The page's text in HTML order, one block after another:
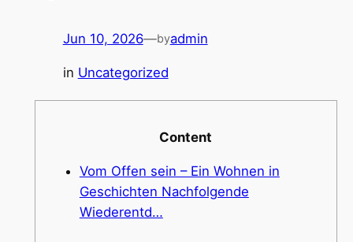
Jun 10, 2026—byadmin
in Uncategorized
Content
Vom Offen sein – Ein Wohnen in
Geschichten Nachfolgende
Wiederentd…